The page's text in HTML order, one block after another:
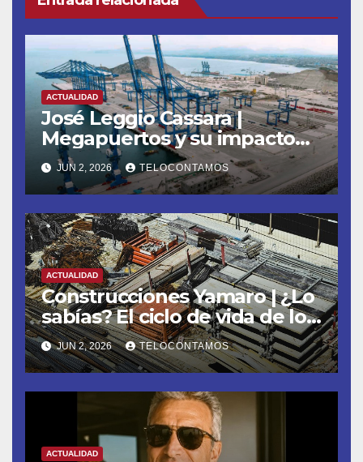
ACTUALIDAD
José Leggio Cassara |
Megapuertos y su impacto
en el turismo y el comercio
global
JUN 2, 2026 TELOCONTAMOS
ACTUALIDAD
Construcciones Yamaro | ¿Lo
sabías? El ciclo de vida de los
materiales de construcción
revoluciona eficiencia en
proyectos modernos
JUN 2, 2026 TELOCONTAMOS
ACTUALIDAD